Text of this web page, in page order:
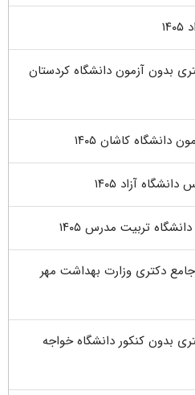
بدون آزمون دانشگاه کردستان
کاشان ۱۴۰۵
آزاد ۱۴۰۵
تربیت مدرس ۱۴۰۵
دکتری وزارت بهداشت مهر
بدون کنکور دانشگاه خواجه